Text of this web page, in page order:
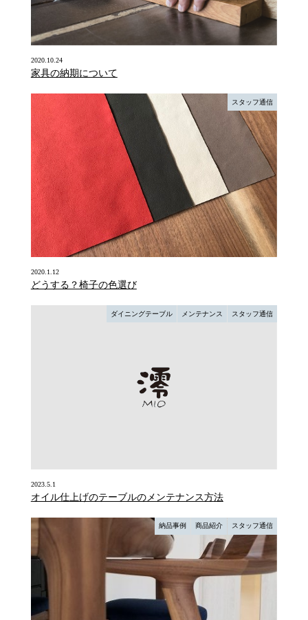
2020.10.24
家具の納期について
スタッフ通信
2020.1.12
どうする？椅子の色選び
ダイニングテーブル メンテナンス スタッフ通信
2023.5.1
オイル仕上げのテーブルのメンテナンス方法
納品事例 商品紹介 スタッフ通信